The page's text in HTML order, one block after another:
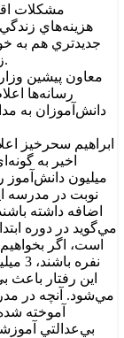
مشکلات
هزينه‌هاي
جديدتري هم به
زيادي از سبد مخارج خانواده‌ها را تشکيل مي‌دهد.
معاون پيشين
رسانه‌ها
دانش‌آموزان به
ابراهيم سحرخيز
ميليون
نوبت در مدرسه
اضافه داشته
اين رفتار
مي‌شود. آنچه در
آموخته
بي‌عدالتي